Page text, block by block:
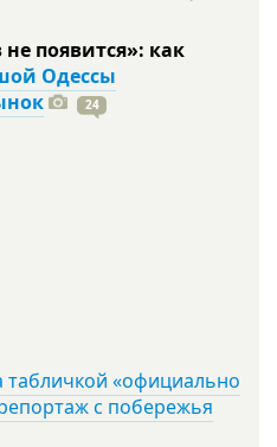
появится»: как
Одессы
24
табличкой «официально
с побережья